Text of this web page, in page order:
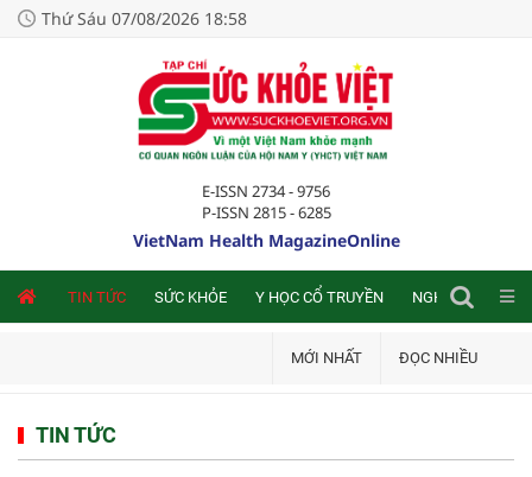
Thứ Sáu 07/08/2026 18:58
E-ISSN 2734 - 9756
P-ISSN 2815 - 6285
VietNam Health MagazineOnline
TIN TỨC SỨC KHỎE Y HỌC CỔ TRUYỀN NGHIÊN CỨU
MỚI NHẤT ĐỌC NHIỀU
TIN TỨC